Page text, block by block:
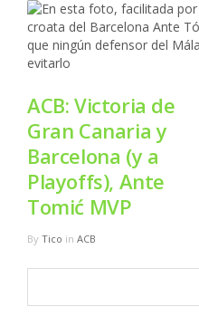
FEB
OTROS
NBA
MULTIMEDIA
ACB: Victoria de
Gran Canaria y
Barcelona (y a
Playoffs), Ante
Tomić MVP
By Tico in ACB